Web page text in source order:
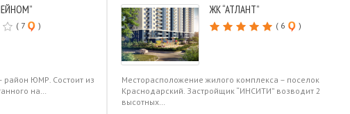
( 7 )
район ЮМР. Состоит из
на…
ЖК “АТЛАНТ”
( 6 )
Месторасположение жилого комплекса – поселок
Краснодарский. Застройщик “ИНСИТИ” возводит 2
высотных…